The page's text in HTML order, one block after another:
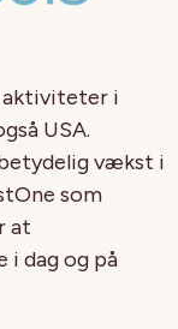
aktiviteter i
USA.
vækst i
som
at
i dag og på